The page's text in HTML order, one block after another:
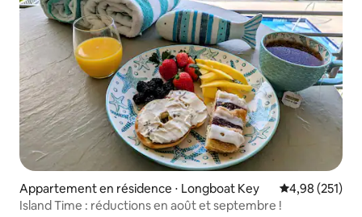
Appartement en résidence ⋅ Longboat Key Évaluation
4,98 (251)
Island Time : réductions en août et septembre !